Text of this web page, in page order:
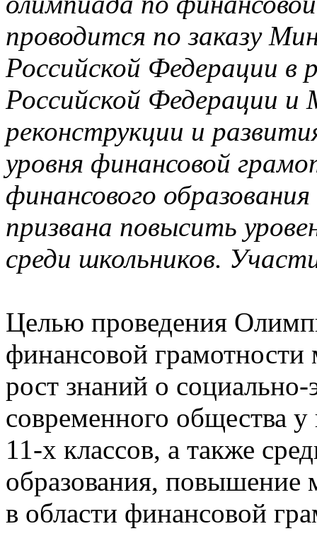
проводится по заказу
Российской Федерации в
Российской Федерации и
реконструкции и
уровня финансовой
финансового
призвана повысить
среди школьников.
Целью проведения
финансовой грамотности
рост знаний о
современного общества
11-х классов, а также
образования, повышение
в области финансовой